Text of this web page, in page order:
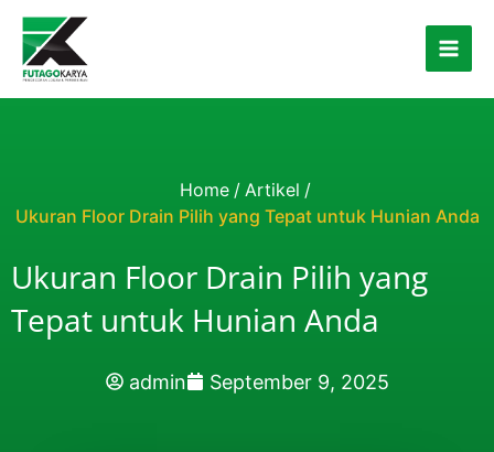
Skip to content
Home / Artikel /
Ukuran Floor Drain Pilih yang Tepat untuk Hunian Anda
Ukuran Floor Drain Pilih yang
Tepat untuk Hunian Anda
admin September 9, 2025